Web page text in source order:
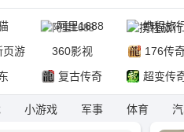
阿里1688 携程旅
页游 360影视 176传
复古传奇 超变传
小游戏 军事 体育